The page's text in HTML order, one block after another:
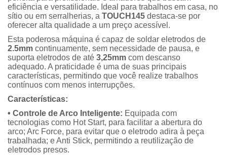
eficiência e versatilidade. Ideal para trabalhos em casa, no
sítio ou em serralherias, a TOUCH145 destaca-se por
oferecer alta qualidade a um preço acessível.
Esta poderosa máquina é capaz de soldar eletrodos de
2.5mm continuamente, sem necessidade de pausa, e
suporta eletrodos de até 3,25mm com descanso
adequado. A praticidade é uma de suas principais
características, permitindo que você realize trabalhos
contínuos com menos interrupções.
Características:
• Controle de Arco Inteligente: Equipada com
tecnologias como Hot Start, para facilitar a abertura do
arco; Arc Force, para evitar que o eletrodo adira à peça
trabalhada; e Anti Stick, permitindo a reutilização de
eletrodos presos.